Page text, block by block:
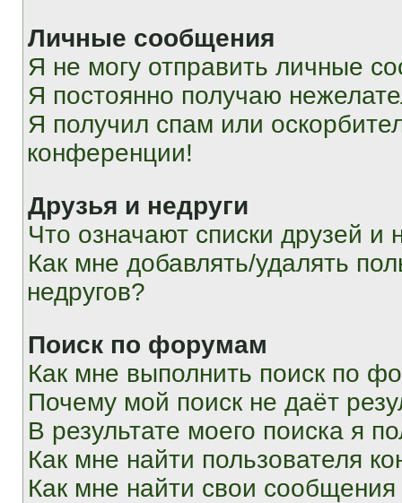
Личные сообщения
Я не могу отправить личные
Я постоянно получаю
Я получил спам или
конференции!
Друзья и недруги
Что означают списки друзей и
Как мне добавлять/удалять
недругов?
Поиск по форумам
Как мне выполнить поиск по
Почему мой поиск не даёт
В результате моего поиска я
Как мне найти пользователя
Как мне найти свои